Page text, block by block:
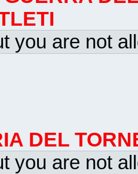
you are not
DEL
you are not